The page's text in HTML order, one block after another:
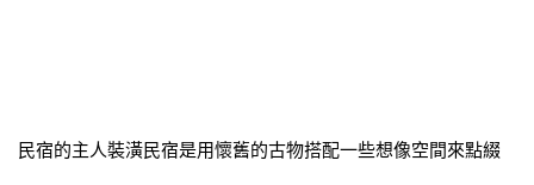
民宿的主人裝潢民宿是用懷舊的古物搭配一些想像空間來點綴